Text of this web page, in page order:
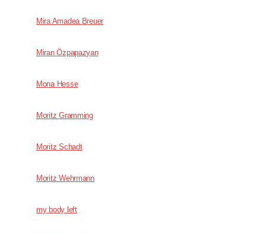
Mira Amadea Breuer
Miran Özpapazyan
Mona Hesse
Moritz Gramming
Moritz Schadt
Moritz Wehrmann
my body left